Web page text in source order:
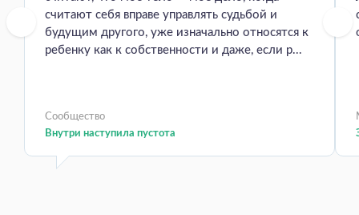
считают себя вправе управлять судьбой и
будущим другого, уже изначально относятся к
ребенку как к собственности и даже, если р...
Сообщество
Внутри наступила пустота